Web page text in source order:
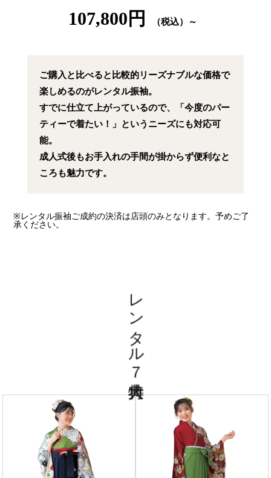
107,800円 （税込）～
ご購入と比べると比較的リーズナブルな価格で
楽しめるのがレンタル振袖。
すでに仕立て上がっているので、「今度のパー
ティーで着たい！」というニーズにも対応可
能。
成人式後もお手入れの手間が掛からず便利なと
ころも魅力です。
※レンタル振袖ご成約の決済は店頭のみとなります。予めご了
承ください。
レンタル７大特典